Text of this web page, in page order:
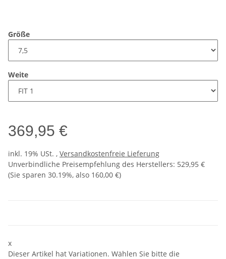
Größe
Weite
369,95 €
inkl. 19% USt. , Versandkostenfreie Lieferung
Unverbindliche Preisempfehlung des Herstellers: 529,95 €
(Sie sparen 30.19%, also 160,00 €)
x
Dieser Artikel hat Variationen. Wählen Sie bitte die